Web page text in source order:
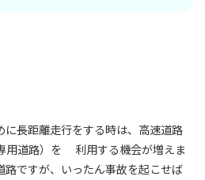
長距離走行をする時は、高速道路
用道路）を 利用する機会が増えま
路ですが、いったん事故を起こせば